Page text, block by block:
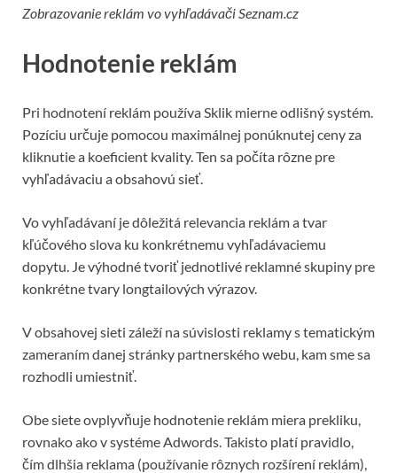
Zobrazovanie reklám vo vyhľadávači Seznam.cz
Hodnotenie reklám
Pri hodnotení reklám používa Sklik mierne odlišný systém.
Pozíciu určuje pomocou maximálnej ponúknutej ceny za
kliknutie a koeficient kvality. Ten sa počíta rôzne pre
vyhľadávaciu a obsahovú sieť.
Vo vyhľadávaní je dôležitá relevancia reklám a tvar
kľúčového slova ku konkrétnemu vyhľadávaciemu
dopytu. Je výhodné tvoriť jednotlivé reklamné skupiny pre
konkrétne tvary longtailových výrazov.
V obsahovej sieti záleží na súvislosti reklamy s tematickým
zameraním danej stránky partnerského webu, kam sme sa
rozhodli umiestniť.
Obe siete ovplyvňuje hodnotenie reklám miera prekliku,
rovnako ako v systéme Adwords. Takisto platí pravidlo,
čím dlhšia reklama (používanie rôznych rozšírení reklám),